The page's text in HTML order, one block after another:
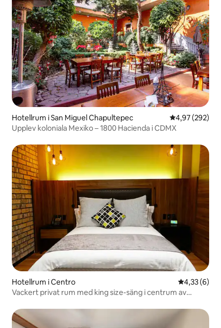
Hotellrum i San Miguel Chapultepec 4,97 av 5 i
4,97 (292)
Upplev koloniala Mexiko – 1800 Hacienda i CDMX
Hotellrum i Centro 4,33 av 5 i
4,33 (6)
Vackert privat rum med king size-säng i centrum av